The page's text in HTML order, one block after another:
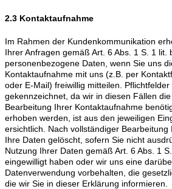
2.3 Kontaktaufnahme
Im Rahmen der Kundenkommunikation
Ihrer Anfragen gemäß Art. 6 Abs. 1 S. 1 lit.
personenbezogene Daten, wenn Sie uns
Kontaktaufnahme mit uns (z.B. per
oder E-Mail) freiwillig mitteilen.
gekennzeichnet, da wir in diesen Fällen
Bearbeitung Ihrer Kontaktaufnahme
erhoben werden, ist aus den jeweiligen
ersichtlich. Nach vollständiger Bearbeitung
Ihre Daten gelöscht, sofern Sie nicht
Nutzung Ihrer Daten gemäß Art. 6 Abs. 1
eingewilligt haben oder wir uns eine
Datenverwendung vorbehalten, die
die wir Sie in dieser Erklärung informieren.